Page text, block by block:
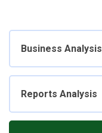
Business Analysis
Reports Analysis